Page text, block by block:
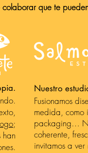
colaborar que te
;
han
Nuestro
Fusionamos
medida, como
packaging…
coherente,
invitamos a ver